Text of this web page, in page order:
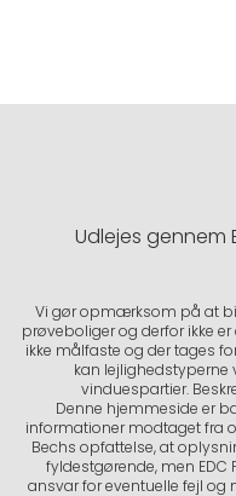
Udlejes gennem
Vi gør opmærksom på at
prøveboliger og derfor ikke
ikke målfaste og der tages
kan lejlighedstyperne
vinduespartier.
Denne hjemmeside er
informationer modtaget fra
Bechs opfattelse, at
fyldestgørende, men EDC
ansvar for eventuelle fejl og